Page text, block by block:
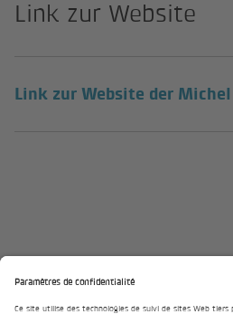
Link zur Website
Link zur Website der Michel